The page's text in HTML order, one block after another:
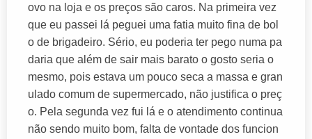
ovo na loja e os preços são caros. Na primeira vez
que eu passei lá peguei uma fatia muito fina de bol
o de brigadeiro. Sério, eu poderia ter pego numa pa
daria que além de sair mais barato o gosto seria o
mesmo, pois estava um pouco seca a massa e gran
ulado comum de supermercado, não justifica o preç
o. Pela segunda vez fui lá e o atendimento continua
não sendo muito bom, falta de vontade dos funcion